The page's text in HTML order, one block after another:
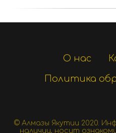
О нас
Политика
© Алмазы Якутии 2020.
наличии, носит